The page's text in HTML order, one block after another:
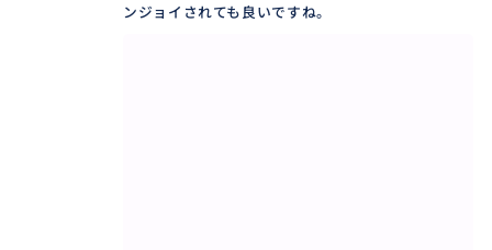
ンジョイされても良いですね。